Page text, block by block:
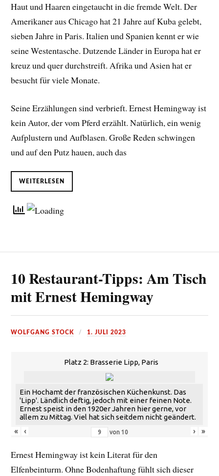
Haut und Haaren eingetaucht in die fremde Welt. Der
Amerikaner aus Chicago hat 21 Jahre auf Kuba gelebt,
sieben Jahre in Paris. Italien und Spanien kennt er wie
seine Westentasche. Dutzende Länder in Europa hat er
kreuz und quer durchstreift. Afrika und Asien hat er
besucht für viele Monate.
Seine Erzählungen sind verbrieft. Ernest Hemingway ist
kein Autor, der vom Pferd erzählt. Natürlich, ein wenig
Aufplustern und Aufblasen. Große Reden schwingen
und auf den Putz hauen, auch das
WEITERLESEN
10 Restaurant-Tipps: Am Tisch
mit Ernest Hemingway
WOLFGANG STOCK 1. JULI 2023
Platz 2: Brasserie Lipp, Paris
Ein Hochamt der französischen Küchenkunst. Das
'Lipp'. Ländlich deftig, jedoch mit einer feinen Note.
Ernest speist in den 1920er Jahren hier gerne, vor
allem zu Mittag. Viel hat sich seitdem nicht geändert.
«
‹ von 10 › »
Ernest Hemingway ist kein Literat für den
Elfenbeinturm. Ohne Bodenhaftung fühlt sich dieser